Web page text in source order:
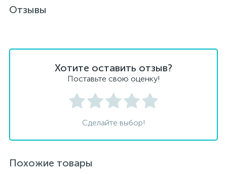
Отзывы
Хотите оставить отзыв?
Поставьте свою оценку!
Сделайте выбор!
Похожие товары